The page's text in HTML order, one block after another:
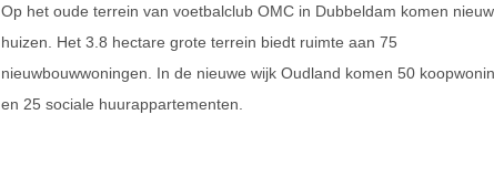
Op het oude terrein van voetbalclub OMC in Dubbeldam komen
huizen. Het 3.8 hectare grote terrein biedt ruimte aan 75
nieuwbouwwoningen. In de nieuwe wijk Oudland komen 50
en 25 sociale huurappartementen.